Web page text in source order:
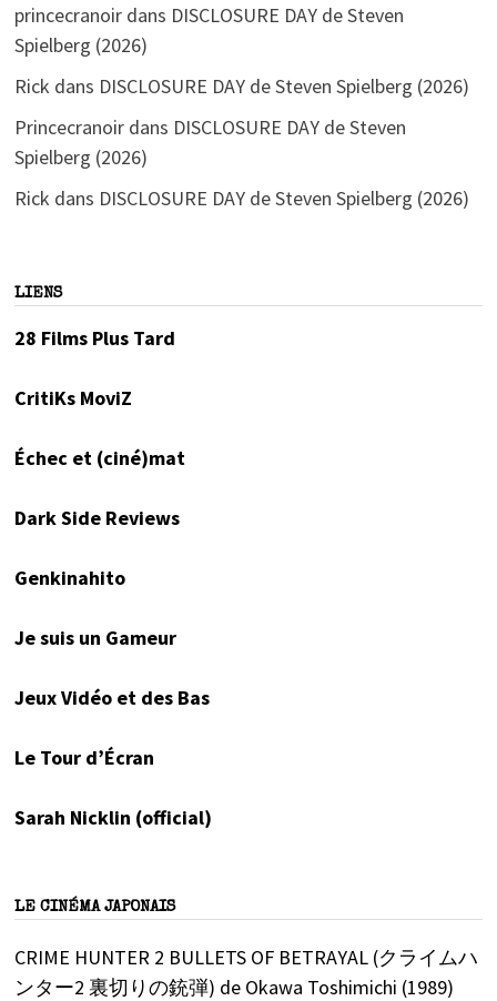
princecranoirdans DISCLOSURE DAY de Steven
Spielberg (2026)
Rick dans DISCLOSURE DAY de Steven Spielberg (2026)
Princecranoirdans DISCLOSURE DAY de Steven
Spielberg (2026)
Rick dans DISCLOSURE DAY de Steven Spielberg (2026)
LIENS
28 Films Plus Tard
CritiKs MoviZ
Échec et (ciné)mat
Dark Side Reviews
Genkinahito
Je suis un Gameur
Jeux Vidéo et des Bas
Le Tour d’Écran
Sarah Nicklin (official)
LE CINÉMA JAPONAIS
CRIME HUNTER 2 BULLETS OF BETRAYAL (クライムハ
ンター2 裏切りの銃弾) de Okawa Toshimichi (1989)